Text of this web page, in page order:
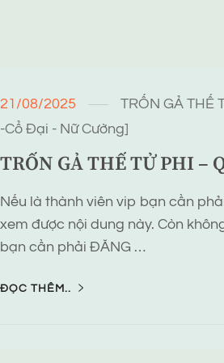
21/08/2025
TRỐN GẢ THẾ
-Cổ Đại - Nữ Cường]
TRỐN GẢ THẾ TỬ PHI –
Nếu là thành viên vip bạn cần
xem được nội dung này. Còn
bạn cần phải ĐĂNG …
ĐỌC THÊM..